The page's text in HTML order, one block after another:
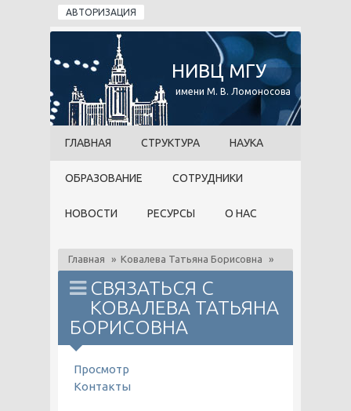
Перейти к основному содержанию
АВТОРИЗАЦИЯ
НИВЦ МГУ
имени М. В. Ломоносова
ГЛАВНАЯ СТРУКТУРА НАУКА
ОБРАЗОВАНИЕ СОТРУДНИКИ
НОВОСТИ РЕСУРСЫ О НАС
Главная » Ковалева Татьяна Борисовна »
СВЯЗАТЬСЯ С
КОВАЛЕВА ТАТЬЯНА
БОРИСОВНА
ГЛАВНЫЕ ВКЛАДКИ
Просмотр
Контакты